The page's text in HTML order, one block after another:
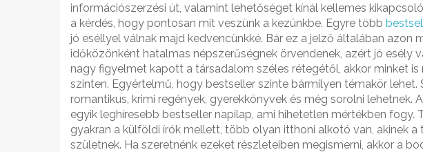
információszerzési út, valamint lehetőséget kínál kellemes
a kérdés, hogy pontosan mit veszünk a kezünkbe. Egyre több
jó eséllyel válnak majd kedvencünkké. Bár ez a jelző általában azon
időközönként hatalmas népszerűségnek örvendenek, azért jó esély
nagy figyelmet kapott a társadalom széles rétegétől, akkor minket
szinten. Egyértelmű, hogy bestseller szinte bármilyen témakör lehet.
romantikus, krimi regények, gyerekkönyvek és még sorolni lehetnek.
egyik leghíresebb bestseller napilap, ami hihetetlen mértékben fogy.
gyakran a külföldi írók mellett, több olyan itthoni alkotó van, akinek
születnek. Ha szeretnénk ezeket részleteiben megismerni, akkor a